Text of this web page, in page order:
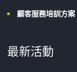
顧客服務培訓方案
最新活動